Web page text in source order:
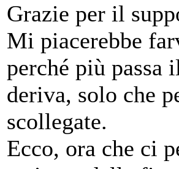
Grazie per il
Mi piacerebbe
perché più passa
deriva, solo che
scollegate.
Ecco, ora che ci